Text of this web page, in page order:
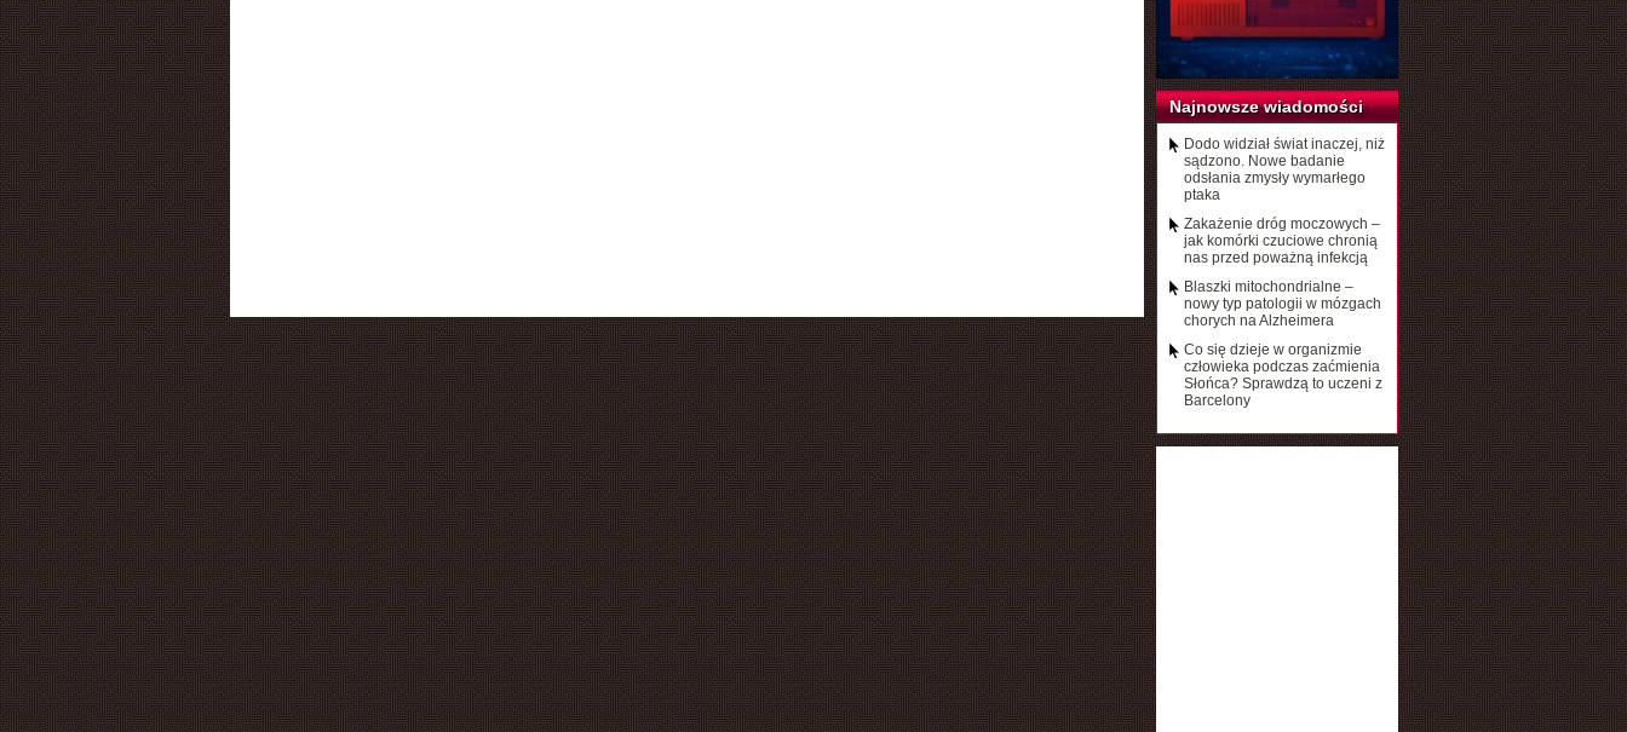
Najnowsze wiadomości
Dodo widział świat inaczej, niż
sądzono. Nowe badanie
odsłania zmysły wymarłego
ptaka
Zakażenie dróg moczowych –
jak komórki czuciowe chronią
nas przed poważną infekcją
Blaszki mitochondrialne –
nowy typ patologii w mózgach
chorych na Alzheimera
Co się dzieje w organizmie
człowieka podczas zaćmienia
Słońca? Sprawdzą to uczeni z
Barcelony